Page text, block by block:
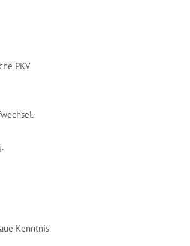
PKV
Kenntnis